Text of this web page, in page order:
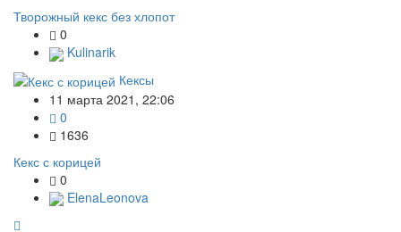
Творожный кекс без хлопот
0
Kulinarik
Кексы
11 марта 2021, 22:06
0
1636
Кекс с корицей
0
ElenaLeonova